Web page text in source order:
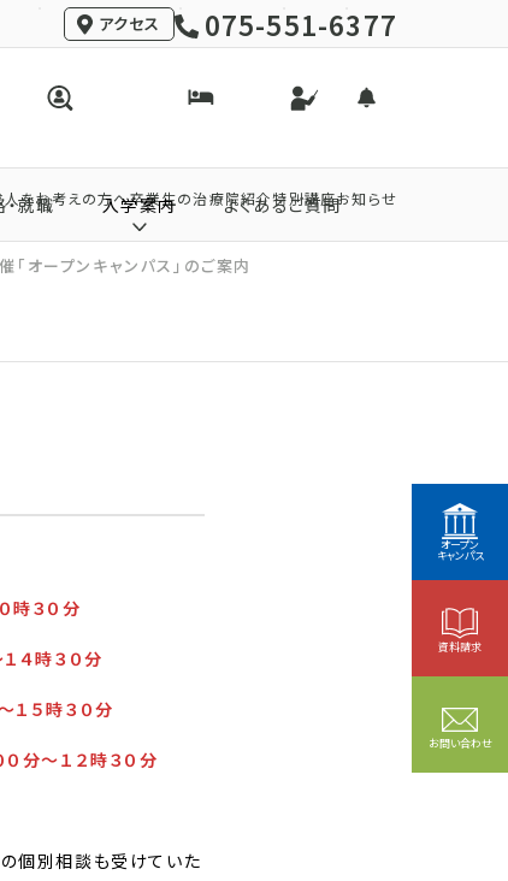
アクセス 075-551-6377
人をお考えの方へ卒業生の治療院紹介特別講座お知らせ
・就職 入学案内 よくあるご質問
「オープンキャンパス」のご案内
時３０分
４時３０分
１５時３０分
分～１２時３０分
の個別相談も受けていた
オープン
キャンパス
資料請求
お問い合わせ